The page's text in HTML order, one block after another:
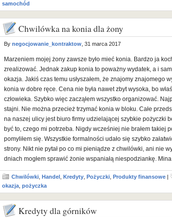
samochód
Chwilówka na konia dla żony
By negocjowanie_kontraktow , 31 marca 2017
Marzeniem mojej żony zawsze było mieć konia. Bardzo ja
zrealizować. Jednak zakup konia to poważny wydatek, a i
okazja. Jakiś czas temu usłyszałem, że znajomy
konia w dobre ręce. Cena nie była nawet zbyt wysoka, bo
człowieka. Szybko więc zacząłem wszystko organizować.
stajni. Nie można przecież trzymać konia w bloku. Całe
na naszej ulicy jest biuro firmy udzielającej szybkie pożyczki
być to, czego mi potrzeba. Nigdy wcześniej nie brałem takiej
pomyliłem się. Wszystkie formalności udało się szybko
strony. Nikt nie pytał po co mi pieniądze z chwilówki, ani nie
dniach mogłem sprawić żonie wspaniałą niespodziankę.
Chwilówki Handel Kredyty Pożyczki Produkty finansowe |
okazja pożyczka
Kredyty dla górników